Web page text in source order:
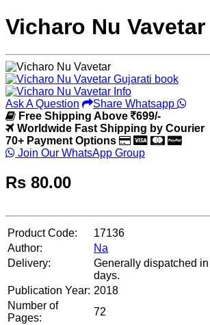
Vicharo Nu Vavetar
Ask A Question
Share Whatsapp
Free Shipping Above
699/-
Worldwide Fast Shipping by Courier
70+ Payment Options
Join Our WhatsApp Group
Rs 80.00
Product Code:
17136
Author:
Na
Delivery:
Generally dispatched
days.
Publication Year: 2018
Number of
Pages:
72